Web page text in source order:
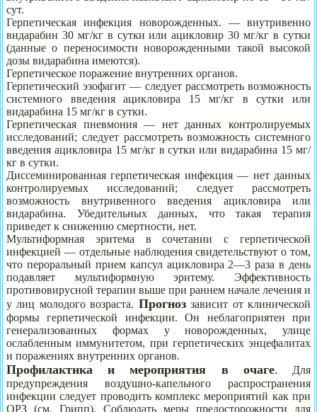
сут.
Герпетическая инфекция новорожденных. — внутривенно
видарабин 30 мг/кг в сутки или ацикловир 30 мг/кг в сутки
(данные о переносимости новорожденными такой высокой
дозы видарабина имеются).
Герпетическое поражение внутренних органов.
Герпетический эзофагит — следует рассмотреть возможность
системного введения ацикловира 15 мг/кг в сутки или
видарабина 15 мг/кг в сутки.
Герпетическая пневмония — нет данных контролируемых
исследований; следует рассмотреть возможность системного
введения ацикловира 15 мг/кг в сутки или видарабина 15 мг/
кг в сутки.
Диссеминированная герпетическая инфекция — нет данных
контролируемых исследований; следует рассмотреть
возможность внутривенного введения ацикловира или
видарабина. Убедительных данных, что такая терапия
приведет к снижению смертности, нет.
Мультиформная эритема в сочетании с герпетической
инфекцией — отдельные наблюдения свидетельствуют о том,
что пероральный прием капсул ацикловира 2—3 раза в день
подавляет мультиформную эритему. Эффективность
противовирусной терапии выше при раннем начале лечения и
у лиц молодого возраста. Прогноззависит от клинической
формы герпетической инфекции. Он неблагоприятен при
генерализованных формах у новорожденных, улице
ослабленным иммунитетом, при герпетических энцефалитах
и поражениях внутренних органов.
Профилактика и мероприятия в очаге. Для
предупреждения воздушно-капельного распространения
инфекции следует проводить комплекс мероприятий как при
ОРЗ (см. Грипп). Соблюдать меры предосторожности для